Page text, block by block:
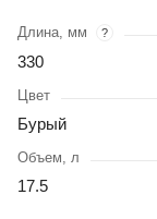
Длина, мм ?
330
Цвет
Бурый
Объем, л
17.5